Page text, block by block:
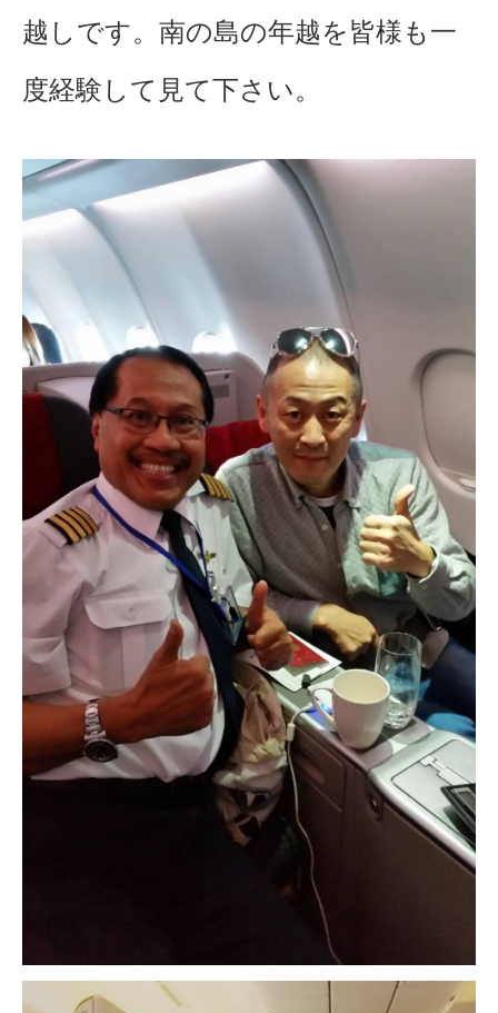
越しです。南の島の年越を皆様も一
度経験して見て下さい。